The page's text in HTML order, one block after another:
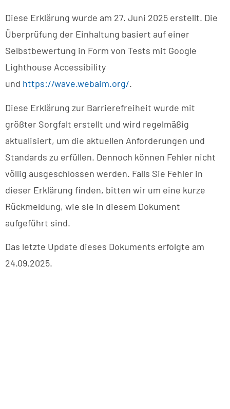
Diese Erklärung wurde am 27. Juni 2025 erstellt. Die
Überprüfung der Einhaltung basiert auf einer
Selbstbewertung in Form von Tests mit Google
Lighthouse Accessibility
und https://wave.webaim.org/.
Diese Erklärung zur Barrierefreiheit wurde mit
größter Sorgfalt erstellt und wird regelmäßig
aktualisiert, um die aktuellen Anforderungen und
Standards zu erfüllen. Dennoch können Fehler nicht
völlig ausgeschlossen werden. Falls Sie Fehler in
dieser Erklärung finden, bitten wir um eine kurze
Rückmeldung, wie sie in diesem Dokument
aufgeführt sind.
Das letzte Update dieses Dokuments erfolgte am
24.09.2025.